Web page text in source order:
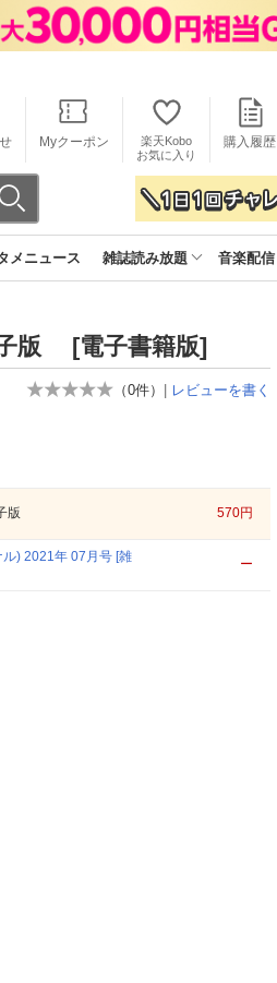
Myクーポン
楽天Kobo
お気に入り
購入履歴
メニュース 雑誌読み放題 音楽配信
版 [電子書籍版]
（0件） | レビューを書く
版 570円
) 2021年 07月号 [雑
ー